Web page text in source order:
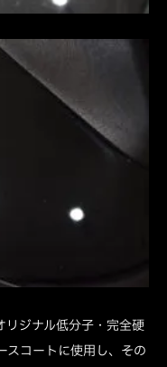
リジナル低分子・完全硬
スコートに使用し、その